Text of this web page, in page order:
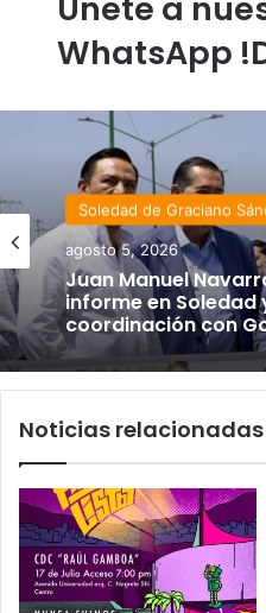
WhatsApp
Soledad de Graciano
agosto 5, 2026
Juan Manuel
informe en Soledad
coordinación con
Noticias relacionadas